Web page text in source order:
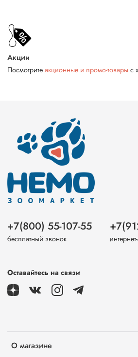
Акции
Посмотрите акционные и промо-товары с
О магазине
+7(800) 55-107-55
бесплатный звонок
Оставайтесь на связи